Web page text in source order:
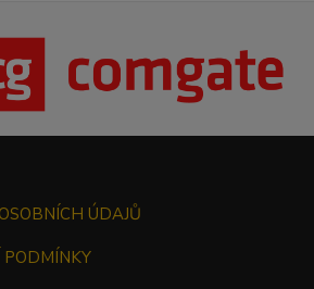
ÚDAJŮ